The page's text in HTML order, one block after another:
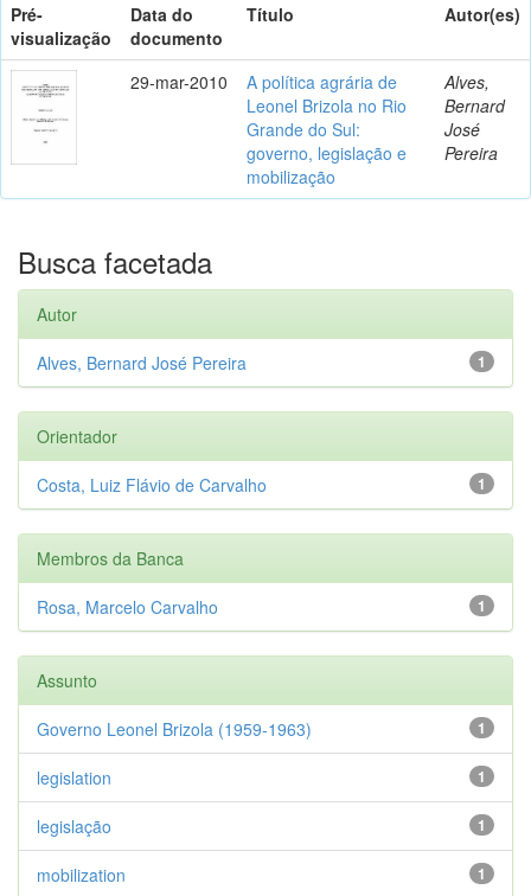
Pré-
visualização
Data do
documento
Título Autor(es)
29-mar-2010
A política agrária de
Leonel Brizola no Rio
Grande do Sul:
governo, legislação e
mobilização
Alves,
Bernard
José
Pereira
Busca facetada
Autor
1
Alves, Bernard José Pereira
Orientador
1
Costa, Luiz Flávio de Carvalho
Membros da Banca
1
Rosa, Marcelo Carvalho
Assunto
1
Governo Leonel Brizola (1959-1963)
1
legislation
1
legislação
1
mobilization